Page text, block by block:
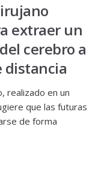
extraer un
cerebro a
distancia
realizado en un
que las futuras
de forma